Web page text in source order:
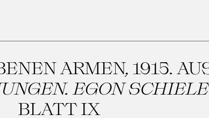
ARMEN, 1915.
EGON SCHIELE
BLATT IX